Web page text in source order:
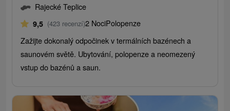
Rajecké Teplice
9,5 (423 recenzí)2 NociPolopenze
Zažijte dokonalý odpočinek v termálních bazénech a
saunovém světě. Ubytování, polopenze a neomezený
vstup do bazénů a saun.